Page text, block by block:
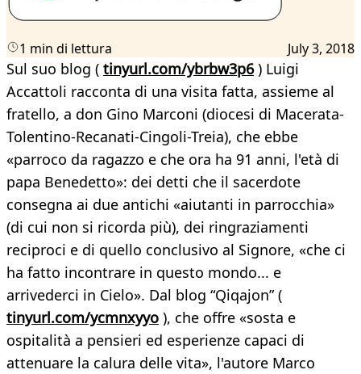
1 min di lettura July 3, 2018
Sul suo blog ( tinyurl.com/ybrbw3p6) Luigi
Accattoli racconta di una visita fatta, assieme al
fratello, a don Gino Marconi (diocesi di Macerata-
Tolentino-Recanati-Cingoli-Treia), che ebbe
«parroco da ragazzo e che ora ha 91 anni, l'età di
papa Benedetto»: dei detti che il sacerdote
consegna ai due antichi «aiutanti in parrocchia»
(di cui non si ricorda più), dei ringraziamenti
reciproci e di quello conclusivo al Signore, «che ci
ha fatto incontrare in questo mondo... e
arrivederci in Cielo». Dal blog “Qiqajon” (
tinyurl.com/ycmnxyyo ), che offre «sosta e
ospitalità a pensieri ed esperienze capaci di
attenuare la calura delle vita», l'autore Marco